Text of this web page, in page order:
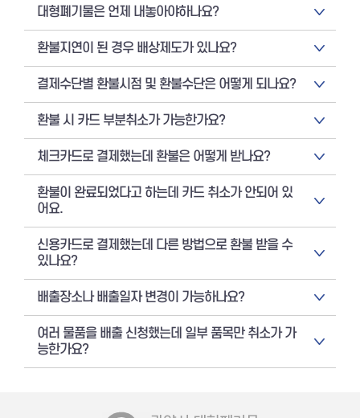
대형폐기물은 언제 내놓아야하나요?
환불지연이 된 경우 배상제도가 있나요?
결제수단별 환불시점 및 환불수단은 어떻게 되나요?
환불 시 카드 부분취소가 가능한가요?
체크카드로 결제했는데 환불은 어떻게 받나요?
환불이 완료되었다고 하는데 카드 취소가 안되어 있
어요.
신용카드로 결제했는데 다른 방법으로 환불 받을 수
있나요?
배출장소나 배출일자 변경이 가능하나요?
여러 물품을 배출 신청했는데 일부 품목만 취소가 가
능한가요?